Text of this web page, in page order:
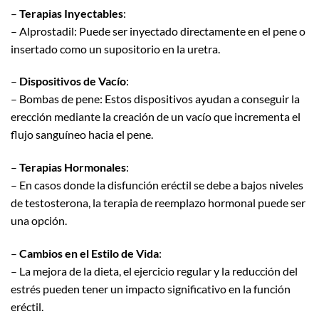
– Terapias Inyectables:
– Alprostadil: Puede ser inyectado directamente en el pene o
insertado como un supositorio en la uretra.
– Dispositivos de Vacío:
– Bombas de pene: Estos dispositivos ayudan a conseguir la
erección mediante la creación de un vacío que incrementa el
flujo sanguíneo hacia el pene.
– Terapias Hormonales:
– En casos donde la disfunción eréctil se debe a bajos niveles
de testosterona, la terapia de reemplazo hormonal puede ser
una opción.
– Cambios en el Estilo de Vida:
– La mejora de la dieta, el ejercicio regular y la reducción del
estrés pueden tener un impacto significativo en la función
eréctil.